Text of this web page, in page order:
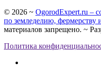
© 2026 ~ OgorodExpert.ru –
по земледелию, фермерству
материалов запрещено. ~
Политика